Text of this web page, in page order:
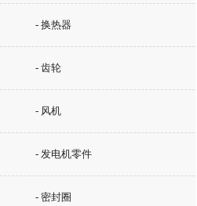
- 换热器
- 齿轮
- 风机
- 发电机零件
- 密封圈